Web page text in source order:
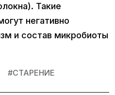
Такие
негативно
и состав микробиоты
#СТАРЕНИЕ